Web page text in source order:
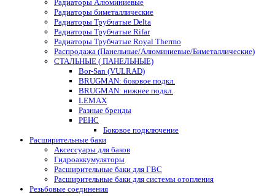
Радиаторы Алюминиевые
Радиаторы биметаллические
Радиаторы Трубчатые Delta
Радиаторы Трубчатые Rifar
Радиаторы Трубчатые Royal Thermo
Распродажа (Панельные/Алюминиевые/Биметаллические)
СТАЛЬНЫЕ ( ПАНЕЛЬНЫЕ)
Bor-San (VULRAD)
BRUGMAN: боковое подкл.
BRUGMAN: нижнее подкл.
LEMAX
Разные бренды
РЕНС
Боковое подключение
Расширительные баки
Аксессуары для баков
Гидроаккумуляторы
Расширительные баки для ГВС
Расширительные баки для системы отопления
Резьбовые соединения